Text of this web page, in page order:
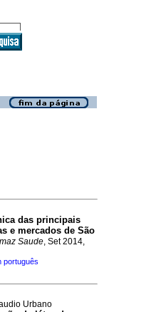
das principais
e mercados de São
Saude, Set 2014,
português
Urbano